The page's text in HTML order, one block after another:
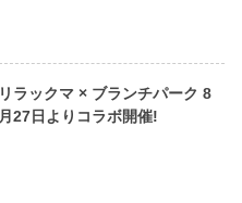
リラックマ × ブランチパーク 8
月27日よりコラボ開催!